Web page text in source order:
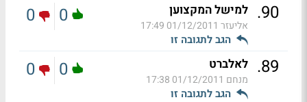
90
. למישל המקצוען
אליעזר 01/12/2011 17:49
הגב לתגובה זו
0
0
89
. לאלברט
מנחם 01/12/2011 17:38
הגב לתגובה זו
0
0